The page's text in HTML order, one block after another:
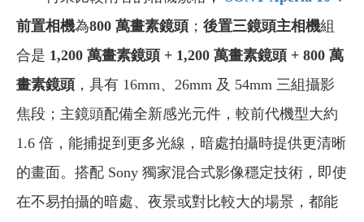
前置相機為800 萬畫素鏡頭 ； 後置三鏡頭主相機組
合是 1,200 萬畫素鏡頭 + 1,200 萬畫素鏡頭 + 800 萬
畫素鏡頭 ，具有 16mm、26mm 及 54mm 三組攝影
焦段；主鏡頭配備全新感光元件，較前代機型大約
1.6 倍，能捕捉到更多光線，暗處拍攝時提供更清晰
的畫面。搭配 Sony 獨家混合式影像穩定技術，即使
在不易拍攝的暗處、夜景或對比較大的場景，都能